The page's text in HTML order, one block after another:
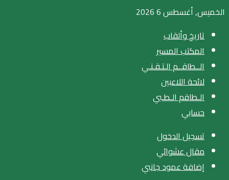
الخميس, أغسطس 6 2026
تاريخ وألقاب
المكتب المسير
الــطاقــم الـتـقـنـي
لائحة اللاعبين
الـطاقم الـطـبي
حسابي
تسجيل الدخول
مقال عشوائي
إضافة عمود جانبي